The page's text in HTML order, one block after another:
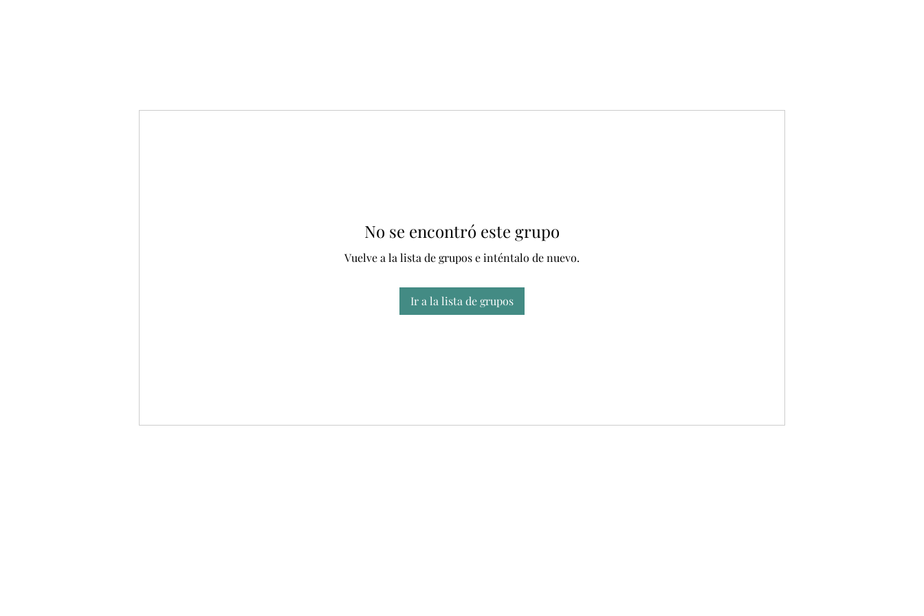
No se encontró este grupo
Vuelve a la lista de grupos e inténtalo de nuevo.
Ir a la lista de grupos